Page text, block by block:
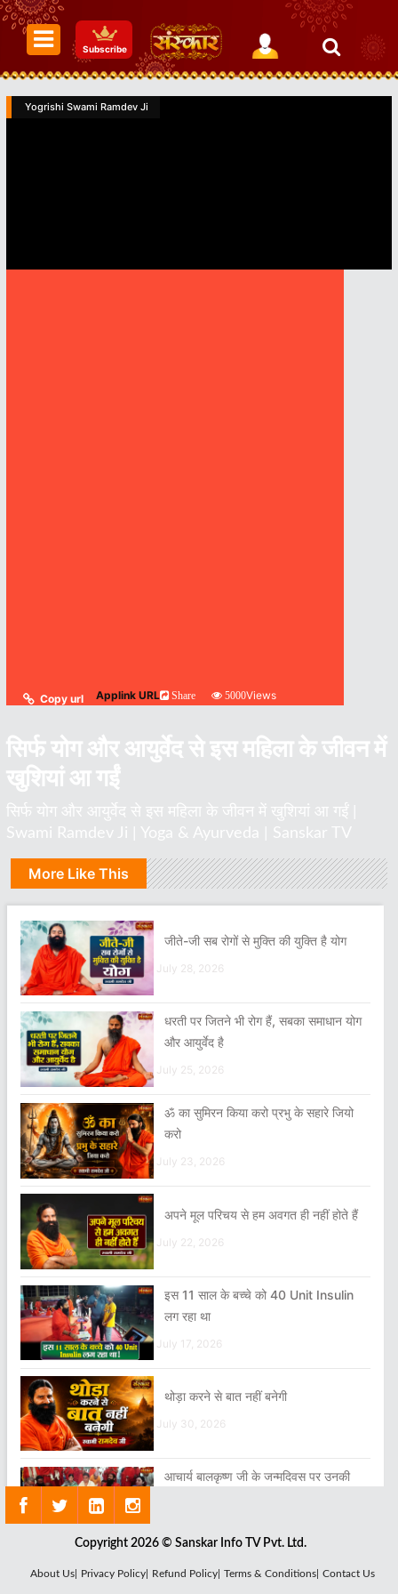
Subscribe
Yogrishi Swami Ramdev Ji
Copy url Applink URL Share 5000Views
सिर्फ योग और आयुर्वेद से इस महिला के जीवन में
खुशियां आ गईं
सिर्फ योग और आयुर्वेद से इस महिला के जीवन में खुशियां आ गईं |
Swami Ramdev Ji | Yoga & Ayurveda | Sanskar TV
More Like This
जीते-जी सब रोगों से मुक्ति की युक्ति है योग
July 28, 2026
धरती पर जितने भी रोग हैं, सबका समाधान योग
और आयुर्वेद है
July 25, 2026
ॐ का सुमिरन किया करो प्रभु के सहारे जियो
करो
July 23, 2026
अपने मूल परिचय से हम अवगत ही नहीं होते हैं
July 22, 2026
इस 11 साल के बच्चे को 40 Unit Insulin
लग रहा था
July 17, 2026
थोड़ा करने से बात नहीं बनेगी
July 30, 2026
आचार्य बालकृष्ण जी के जन्मदिवस पर उनकी
हम 99 प्रतिशत अपनी निजता को भूल चुके हैं
Copyright 2026 © Sanskar Info TV Pvt. Ltd.
About Us| Privacy Policy| Refund Policy| Terms & Conditions| Contact Us